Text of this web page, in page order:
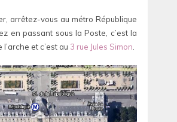
arrêtez-vous au métro République
en passant sous la Poste, c’est la
et c’est au 3 rue Jules Simon